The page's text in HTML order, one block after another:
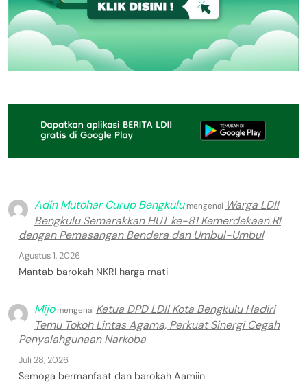
Adin Mutohar Curup Bengkulumengenai Warga LDII
Bengkulu Semarakkan HUT ke-81 Kemerdekaan RI
dengan Pemasangan Bendera dan Umbul-Umbul
Agustus 1, 2026
Mantab barokah NKRI harga mati
Mijomengenai Ketua DPD LDII Kota Bengkulu Hadiri
Temu Tokoh Lintas Agama, Perkuat Sinergi Cegah
Penyalahgunaan Narkoba
Juli 28, 2026
Semoga bermanfaat dan barokah Aamiin